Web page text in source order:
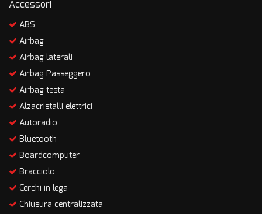
Accessori
ABS
Airbag
Airbag laterali
Airbag Passeggero
Airbag testa
Alzacristalli elettrici
Autoradio
Bluetooth
Boardcomputer
Bracciolo
Cerchi in lega
Chiusura centralizzata